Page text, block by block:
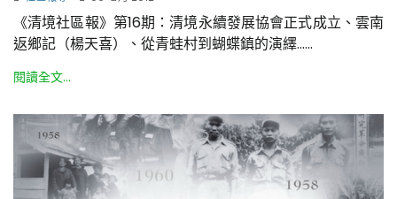
《清境社區報》第16期：清境永續發展協會正式成立、雲南
返鄉記（楊天喜）、從青蛙村到蝴蝶鎮的演繹......
閱讀全文...